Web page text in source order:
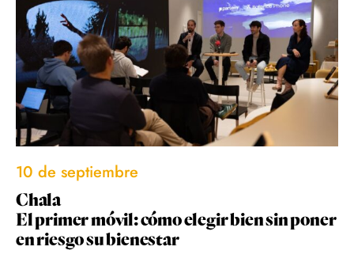
10 de septiembre
Chala
El primer móvil: cómo elegir bien sin poner
en riesgo su bienestar